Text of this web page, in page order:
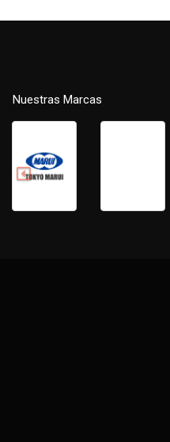
Nuestras Marcas